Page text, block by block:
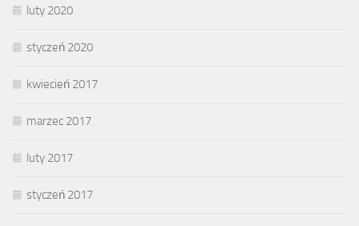
luty 2020
styczeń 2020
kwiecień 2017
marzec 2017
luty 2017
styczeń 2017